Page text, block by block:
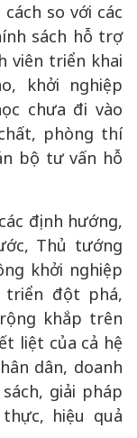
so với các
sách hỗ trợ
viên triển khai
khởi nghiệp
chưa đi vào
phòng thí
bộ tư vấn hỗ
định hướng,
Thủ tướng
khởi nghiệp
triển đột phá,
khắp trên
liệt của cả hệ
dân, doanh
giải pháp
hiệu quả